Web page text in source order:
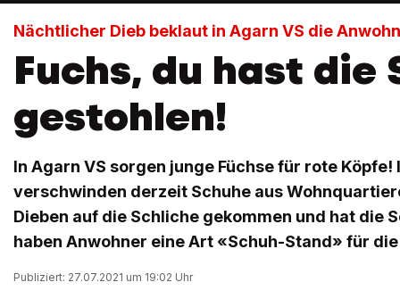
Nächtlicher Dieb beklaut in Agarn VS die
Fuchs, du hast die
gestohlen!
In Agarn VS sorgen junge Füchse für rote
verschwinden derzeit Schuhe aus
Dieben auf die Schliche gekommen und hat die
haben Anwohner eine Art «Schuh-Stand» für
Publiziert: 27.07.2021 um 19:02 Uhr